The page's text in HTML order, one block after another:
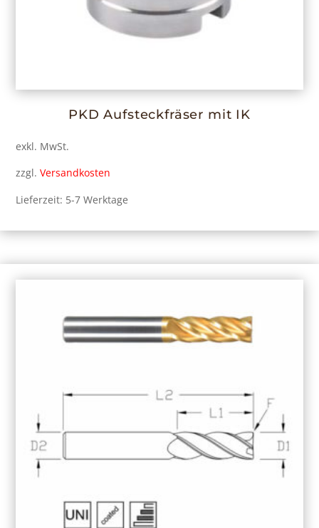
PKD Aufsteckfräser mit IK
exkl. MwSt.
zzgl. Versandkosten
Lieferzeit: 5-7 Werktage